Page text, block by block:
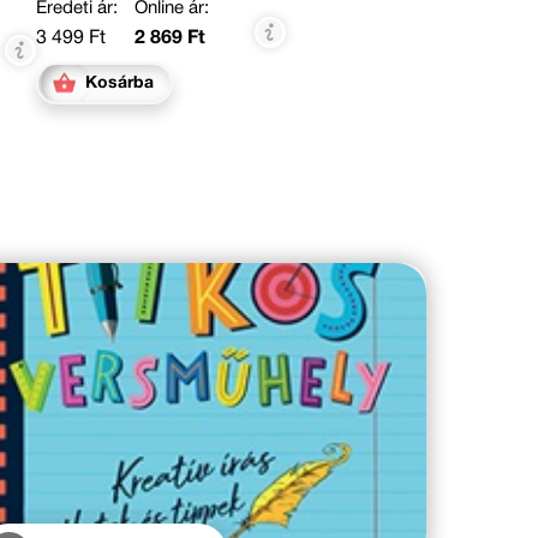
Eredeti ár:
3 499 Ft
Online ár:
2 869 Ft
Kosárba